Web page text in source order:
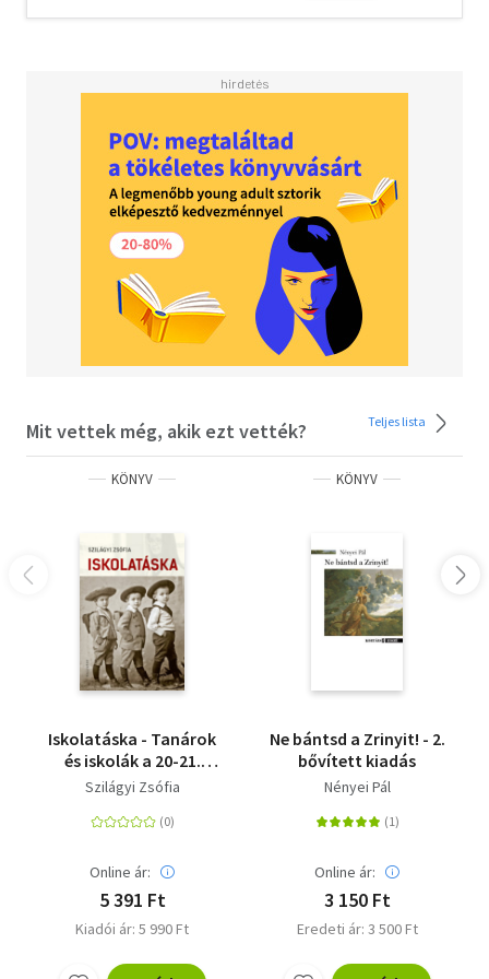
Mit vettek még, akik ezt vették? Teljes lista
KÖNYV
Iskolatáska - Tanárok
és iskolák a 20-21.
századi irodalomban
Szilágyi Zsófia
Online ár:
5 391 Ft
Kiadói ár: 5 990 Ft
KÖNYV
Ne bántsd a Zrinyit! - 2.
bővített kiadás
Nényei Pál
Online ár:
3 150 Ft
Eredeti ár: 3 500 Ft